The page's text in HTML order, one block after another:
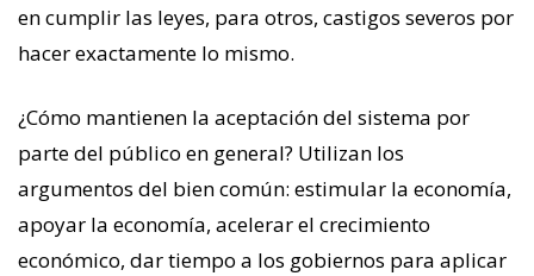
en cumplir las leyes, para otros, castigos severos por
hacer exactamente lo mismo.
¿Cómo mantienen la aceptación del sistema por
parte del público en general? Utilizan los
argumentos del bien común: estimular la economía,
apoyar la economía, acelerar el crecimiento
económico, dar tiempo a los gobiernos para aplicar